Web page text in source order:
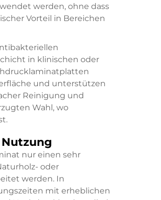
werden, ohne dass
Vorteil in Bereichen
in klinischen oder
und unterstützen
Reinigung und
Wahl, wo
nur einen sehr
oder
werden. In
mit erheblichen